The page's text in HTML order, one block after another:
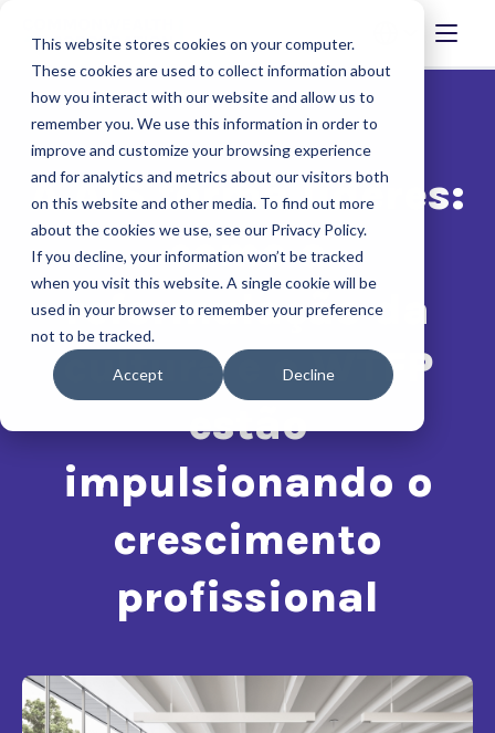
This website stores cookies on your computer.
These cookies are used to collect information about
how you interact with our website and allow us to
remember you. We use this information in order to
improve and customize your browsing experience
and for analytics and metrics about our visitors both
on this website and other media. To find out more
about the cookies we use, see our Privacy Policy.
If you decline, your information won’t be tracked
when you visit this website. A single cookie will be
used in your browser to remember your preference
not to be tracked.
Accept Decline
A AIS forma líderes:
como a
reformulação da
cultura e o WTFP
estão
impulsionando o
crescimento
profissional